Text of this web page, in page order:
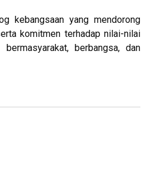
kebangsaan yang mendorong
komitmen terhadap nilai-nilai
berbangsa, dan